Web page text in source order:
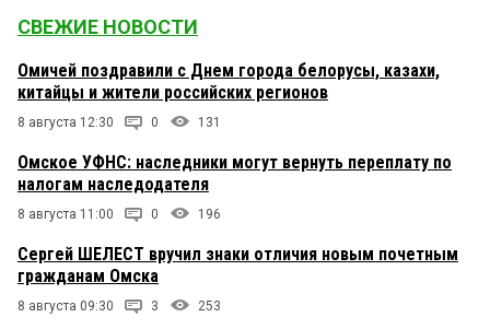
СВЕЖИЕ НОВОСТИ
Омичей поздравили с Днем города белорусы, казахи,
китайцы и жители российских регионов
8 августа 12:30 0 131
Омское УФНС: наследники могут вернуть переплату по
налогам наследодателя
8 августа 11:00 0 196
Сергей ШЕЛЕСТ вручил знаки отличия новым почетным
гражданам Омска
8 августа 09:30 3 253